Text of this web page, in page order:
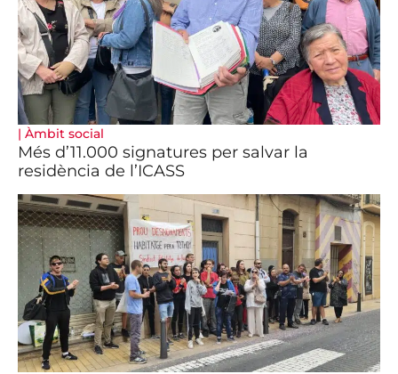
| Àmbit social
Més d’11.000 signatures per salvar la
residència de l’ICASS